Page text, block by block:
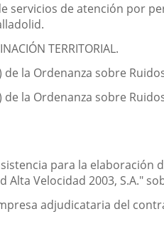
de atención por
TERRITORIAL.
la Ordenanza sobre
la Ordenanza sobre
para la elaboración
Alta Velocidad 2003, S.A."
adjudicataria del